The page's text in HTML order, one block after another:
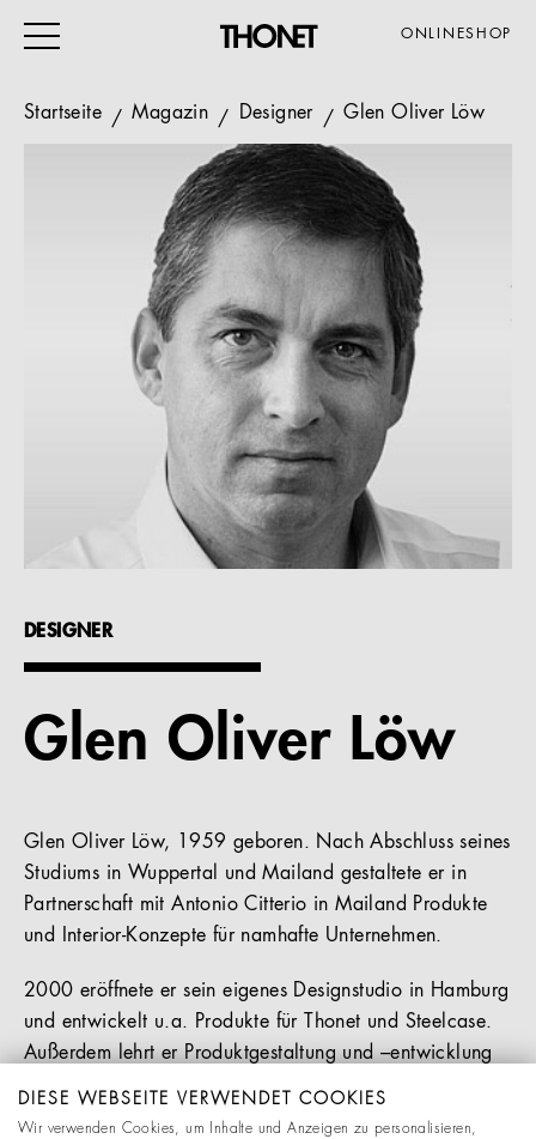
ONLINESHOP
ARBEITEN
WOHNEN
VERANSTALTUNG
GASTRO & HOTEL
ALLE PRODUKTE
Magazin
Referenzen
Unternehmen
Startseite Magazin Designer Glen Oliver Löw
DESIGNER
Glen Oliver Löw
Glen Oliver Löw, 1959 geboren. Nach Abschluss seines
Studiums in Wuppertal und Mailand gestaltete er in
Partnerschaft mit Antonio Citterio in Mailand Produkte
und Interior-Konzepte für namhafte Unternehmen.
2000 eröffnete er sein eigenes Designstudio in Hamburg
und entwickelt u.a. Produkte für Thonet und Steelcase.
Außerdem lehrt er Produktgestaltung und –entwicklung
DIESE WEBSEITE VERWENDET COOKIES
Wir verwenden Cookies, um Inhalte und Anzeigen zu personalisieren,